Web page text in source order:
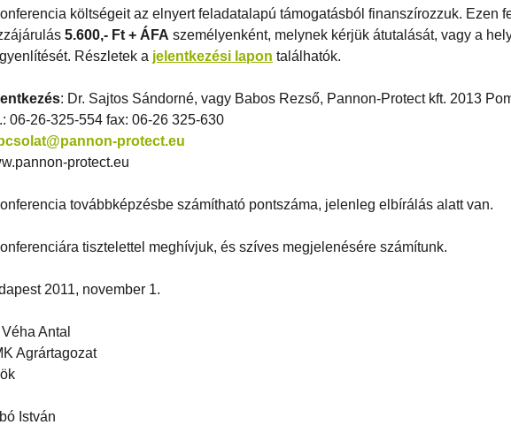
költségeit az elnyert feladatalapú támogatásból finanszírozzuk. Ezen
5.600,- Ft + ÁFA személyenként, melynek kérjük átutalását, vagy a
Részletek a jelentkezési lapon találhatók.
: Dr. Sajtos Sándorné, vagy Babos Rezső, Pannon-Protect kft. 2013
06-26-325-554 fax: 06-26 325-630
protect.eu
protect.eu
továbbképzésbe számítható pontszáma, jelenleg elbírálás alatt van.
tisztelettel meghívjuk, és szíves megjelenésére számítunk.
2011, november 1.
Véha Antal
Agrártagozat
István